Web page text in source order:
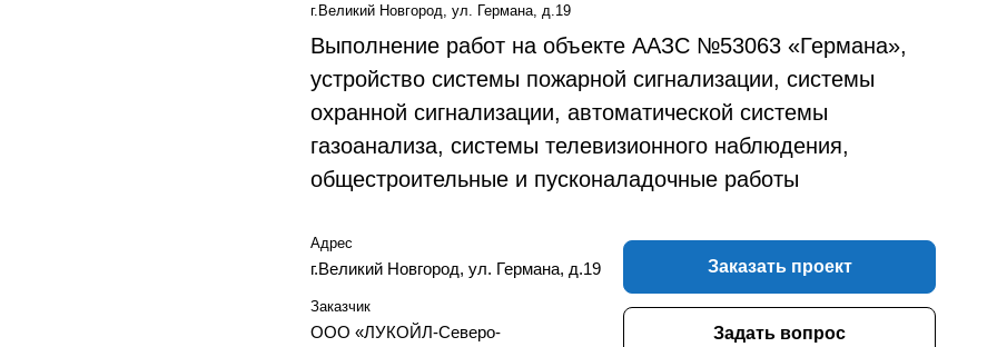
г.Великий Новгород, ул. Германа, д.19
Выполнение работ на объекте ААЗС №53063 «Германа»,
устройство системы пожарной сигнализации, системы
охранной сигнализации, автоматической системы
газоанализа, системы телевизионного наблюдения,
общестроительные и пусконаладочные работы
Адрес
г.Великий Новгород, ул. Германа, д.19
Заказчик
ООО «ЛУКОЙЛ-Северо-
Заказать проект
Задать вопрос